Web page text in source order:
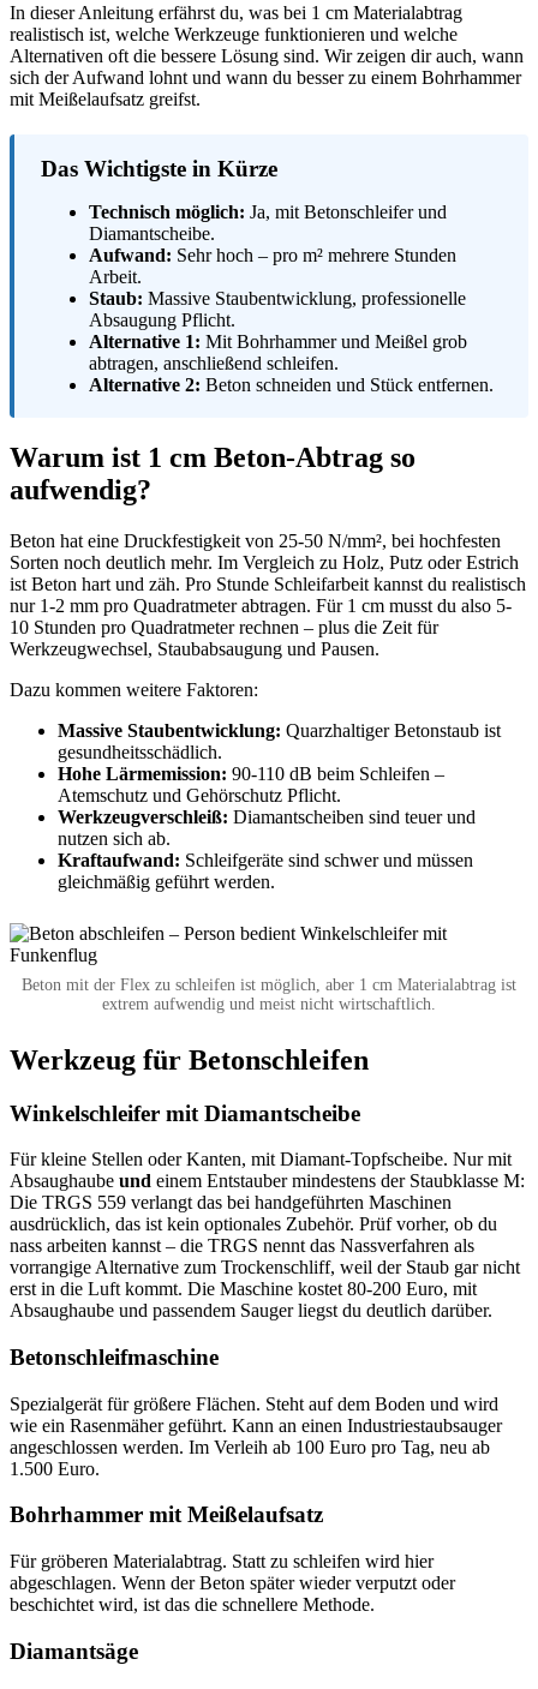
In dieser Anleitung erfährst du, was bei 1 cm Materialabtrag
realistisch ist, welche Werkzeuge funktionieren und welche
Alternativen oft die bessere Lösung sind. Wir zeigen dir auch, wann
sich der Aufwand lohnt und wann du besser zu einem Bohrhammer
mit Meißelaufsatz greifst.
Das Wichtigste in Kürze
Technisch möglich: Ja, mit Betonschleifer und
Diamantscheibe.
Aufwand: Sehr hoch – pro m² mehrere Stunden
Arbeit.
Staub: Massive Staubentwicklung, professionelle
Absaugung Pflicht.
Alternative 1: Mit Bohrhammer und Meißel grob
abtragen, anschließend schleifen.
Alternative 2: Beton schneiden und Stück entfernen.
Warum ist 1 cm Beton-Abtrag so
aufwendig?
Beton hat eine Druckfestigkeit von 25-50 N/mm², bei hochfesten
Sorten noch deutlich mehr. Im Vergleich zu Holz, Putz oder Estrich
ist Beton hart und zäh. Pro Stunde Schleifarbeit kannst du realistisch
nur 1-2 mm pro Quadratmeter abtragen. Für 1 cm musst du also 5-
10 Stunden pro Quadratmeter rechnen – plus die Zeit für
Werkzeugwechsel, Staubabsaugung und Pausen.
Dazu kommen weitere Faktoren:
Massive Staubentwicklung: Quarzhaltiger Betonstaub ist
gesundheitsschädlich.
Hohe Lärmemission: 90-110 dB beim Schleifen –
Atemschutz und Gehörschutz Pflicht.
Werkzeugverschleiß: Diamantscheiben sind teuer und
nutzen sich ab.
Kraftaufwand: Schleifgeräte sind schwer und müssen
gleichmäßig geführt werden.
Beton mit der Flex zu schleifen ist möglich, aber 1 cm Materialabtrag ist
extrem aufwendig und meist nicht wirtschaftlich.
Werkzeug für Betonschleifen
Winkelschleifer mit Diamantscheibe
Für kleine Stellen oder Kanten, mit Diamant-Topfscheibe. Nur mit
Absaughaube und einem Entstauber mindestens der Staubklasse M:
Die TRGS 559 verlangt das bei handgeführten Maschinen
ausdrücklich, das ist kein optionales Zubehör. Prüf vorher, ob du
nass arbeiten kannst – die TRGS nennt das Nassverfahren als
vorrangige Alternative zum Trockenschliff, weil der Staub gar nicht
erst in die Luft kommt. Die Maschine kostet 80-200 Euro, mit
Absaughaube und passendem Sauger liegst du deutlich darüber.
Betonschleifmaschine
Spezialgerät für größere Flächen. Steht auf dem Boden und wird
wie ein Rasenmäher geführt. Kann an einen Industriestaubsauger
angeschlossen werden. Im Verleih ab 100 Euro pro Tag, neu ab
1.500 Euro.
Bohrhammer mit Meißelaufsatz
Für gröberen Materialabtrag. Statt zu schleifen wird hier
abgeschlagen. Wenn der Beton später wieder verputzt oder
beschichtet wird, ist das die schnellere Methode.
Diamantsäge